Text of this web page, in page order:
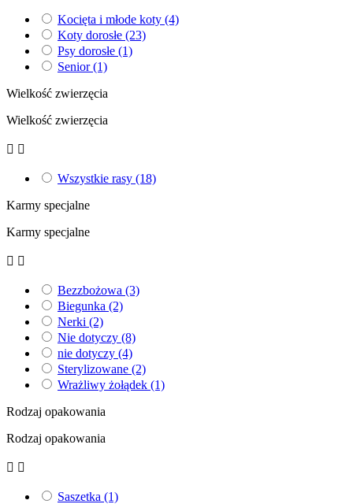
Kocięta i młode koty (4)
Koty dorosłe (23)
Psy dorosłe (1)
Senior(1)
Wielkość zwierzęcia
Wielkość zwierzęcia
 
Wszystkie rasy (18)
Karmy specjalne
Karmy specjalne
 
Bezzbożowa (3)
Biegunka (2)
Nerki (2)
Nie dotyczy (8)
nie dotyczy (4)
Sterylizowane (2)
Wrażliwy żołądek (1)
Rodzaj opakowania
Rodzaj opakowania
 
Saszetka (1)